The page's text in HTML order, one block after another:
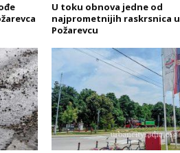
U toku obnova jedne od
najprometnijih raskrsnica u
Požarevcu